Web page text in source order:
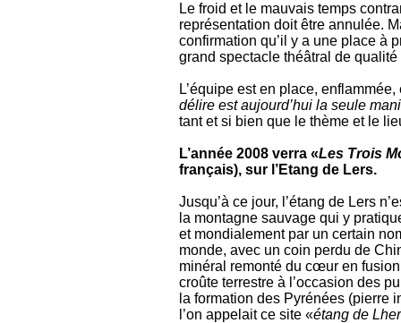
Le froid et le mauvais temps
représentation doit être annulée.
confirmation qu’il y a une place à
grand spectacle théâtral de
L’équipe est en place,
délire est aujourd’hui la seule
tant et si bien que le thème et le
L’année 2008 verra «Les Trois
français), sur l’Etang de Lers.
Jusqu’à ce jour, l’étang de Lers
la montagne sauvage qui y
et mondialement par un certain
monde, avec un coin perdu de
minéral remonté du cœur en
croûte terrestre à l’occasion des
la formation des Pyrénées (pierre
l’on appelait ce site «étang de